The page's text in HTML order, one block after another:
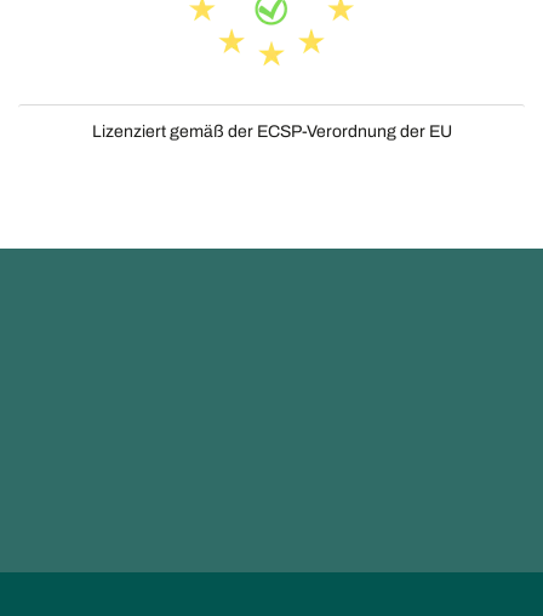
Lizenziert gemäß der ECSP-Verordnung der EU